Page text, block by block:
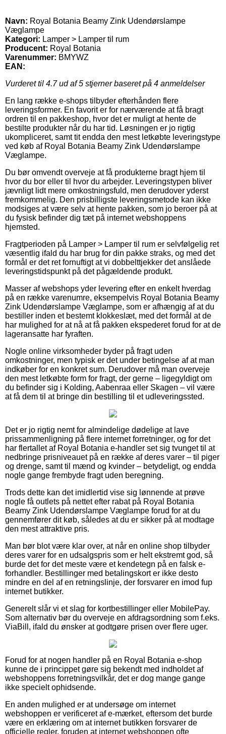
Navn: Royal Botania Beamy Zink Udendørslampe
Væglampe
Kategori: Lamper > Lamper til rum
Producent: Royal Botania
Varenummer: BMYWZ
EAN:
Vurderet til 4.7ud af 5 stjerner baseret på 4 anmeldelser
En lang række e-shops tilbyder efterhånden flere
leveringsformer. En favorit er for nærværende at få bragt
ordren til en pakkeshop, hvor det er muligt at hente de
bestilte produkter når du har tid. Løsningen er jo rigtig
ukompliceret, samt tit endda den mest letkøbte leveringstype
ved køb af Royal Botania Beamy Zink Udendørslampe
Væglampe.
Du bør omvendt overveje at få produkterne bragt hjem til
hvor du bor eller til hvor du arbejder. Leveringstypen bliver
jævnligt lidt mere omkostningsfuld, men derudover yderst
fremkommelig. Den prisbilligste leveringsmetode kan ikke
modsiges at være selv at hente pakken, som jo beroer på at
du fysisk befinder dig tæt på internet webshoppens
hjemsted.
Fragtperioden på Lamper > Lamper til rum er selvfølgelig ret
væsentlig ifald du har brug for din pakke straks, og med det
formål er det ret fornuftigt at vi dobbelttjekker det anslåede
leveringstidspunkt på det pågældende produkt.
Masser af webshops yder levering efter en enkelt hverdag
på en række varenumre, eksempelvis Royal Botania Beamy
Zink Udendørslampe Væglampe, som er afhængig af at du
bestiller inden et bestemt klokkeslæt, med det formål at de
har mulighed for at nå at få pakken ekspederet forud for at de
lageransatte har fyraften.
Nogle online virksomheder byder på fragt uden
omkostninger, men typisk er det under betingelse af at man
indkøber for en konkret sum. Derudover må man overveje
den mest letkøbte form for fragt, der gerne – ligegyldigt om
du befinder sig i Kolding, Aabenraa eller Skagen – vil være
at få dem til at bringe din bestilling til et udleveringssted.
Det er jo rigtig nemt for almindelige dødelige at lave
prissammenligning på flere internet forretninger, og for det
har flertallet af Royal Botania e-handler set sig tvunget til at
nedbringe prisniveauet på en række af deres varer – til piger
og drenge, samt til mænd og kvinder – betydeligt, og endda
nogle gange frembyde fragt uden beregning.
Trods dette kan det imidlertid vise sig lønnende at prøve
nogle få outlets på nettet efter rabat på Royal Botania
Beamy Zink Udendørslampe Væglampe forud for at du
gennemfører dit køb, således at du er sikker på at modtage
den mest attraktive pris.
Man bør blot være klar over, at når en online shop tilbyder
deres varer for en udsalgspris som er helt ekstremt god, så
burde det for det meste være et kendetegn på en falsk e-
forhandler. Bestillinger med betalingskort er ikke desto
mindre en del af en retningslinje, der forsvarer en imod fup
internet butikker.
Generelt slår vi et slag for kortbestillinger eller MobilePay.
Som alternativ bør du overveje en afdragsordning som f.eks.
ViaBill, ifald du ønsker at godtgøre prisen over flere uger.
Forud for at nogen handler på en Royal Botania e-shop
kunne de i princippet gøre sig bekendt med indholdet af
webshoppens forretningsvilkår, det er dog mange gange
ikke specielt ophidsende.
En anden mulighed er at undersøge om internet
webshoppen er verificeret af e-mærket, eftersom det burde
være en erklæring om at internet butikken forsvarer de
officielle regler, foruden at internet webshoppen ofte